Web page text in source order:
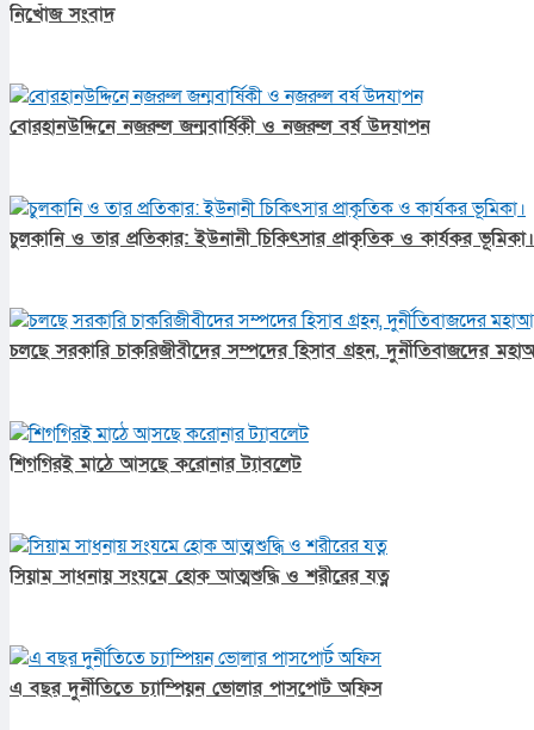
নিখোঁজ সংবাদ
বোরহানউদ্দিনে নজরুল জন্মবার্ষিকী ও নজরুল বর্ষ উদযাপন
চুলকানি ও তার প্রতিকার: ইউনানী চিকিৎসার প্রাকৃতিক ও কার্যকর ভূমিকা।
চলছে সরকারি চাকরিজীবীদের সম্পদের হিসাব গ্রহন, দুর্নীতিবাজদের
শিগগিরই মাঠে আসছে করোনার ট্যাবলেট
সিয়াম সাধনায় সংযমে হোক আত্মশুদ্ধি ও শরীরের যত্ন
এ বছর দুর্নীতিতে চ্যাম্পিয়ন ভোলার পাসপোর্ট অফিস